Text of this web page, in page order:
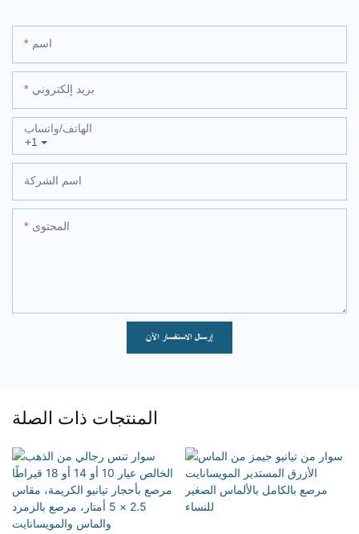
اسم
بريد إلكتروني
+1
الهاتف/واتساب
اسم الشركة
المحتوى
إرسال الاستفسار الآن
المنتجات ذات الصلة